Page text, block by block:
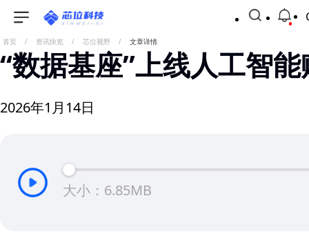
首页 / 资讯快览 / 芯位视野 / 文章详情
“数据基座”上线人工智
2026年1月14日
大小：6.85MB